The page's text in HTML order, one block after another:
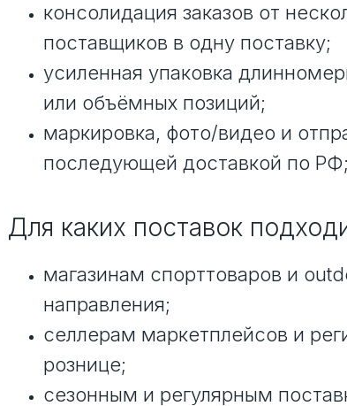
консолидация заказов от
поставщиков в одну поставку;
усиленная упаковка
или объёмных позиций;
маркировка, фото/видео и
последующей доставкой по РФ;
Для каких поставок
магазинам спорттоваров и
направления;
селлерам маркетплейсов и
рознице;
сезонным и регулярным